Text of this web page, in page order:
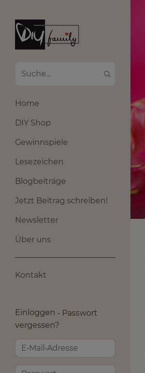
Home
DIY Shop
Gewinnspiele
Lesezeichen
Blogbeiträge
Jetzt Beitrag schreiben!
Newsletter
Über uns
Kontakt
Einloggen
Passwort
vergessen?